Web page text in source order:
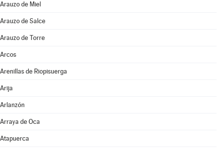
Arauzo de Miel
Arauzo de Salce
Arauzo de Torre
Arcos
Arenillas de Riopisuerga
Arija
Arlanzón
Arraya de Oca
Atapuerca